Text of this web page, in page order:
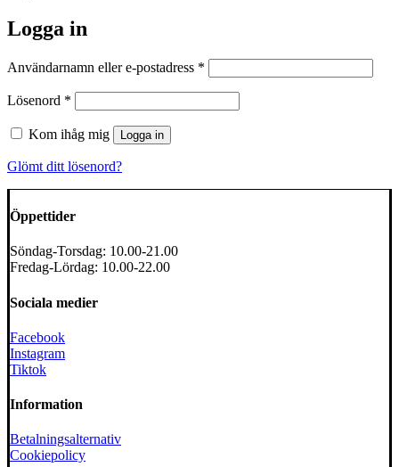
Logga in
Användarnamn eller e-postadress *
Lösenord *
Kom ihåg mig Logga in
Glömt ditt lösenord?
Öppettider
Söndag-Torsdag: 10.00-21.00
Fredag-Lördag: 10.00-22.00
Sociala medier
Facebook
Instagram
Tiktok
Information
Betalningsalternativ
Cookiepolicy